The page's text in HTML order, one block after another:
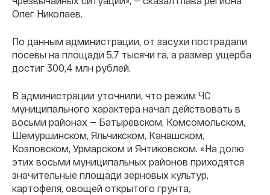
Олег Николаев.
По данным администрации, от засухи пострадали
посевы на площади 5,7 тысячи га, а размер ущерба
достиг 300,4 млн рублей.
В администрации уточнили, что режим ЧС
муниципального характера начал действовать в
восьми районах — Батыревском, Комсомольском,
Шемуршинском, Яльчикском, Канашском,
Козловском, Урмарском и Янтиковском. «На долю
этих восьми муниципальных районов приходятся
значительные площади зерновых культур,
картофеля, овощей открытого грунта,